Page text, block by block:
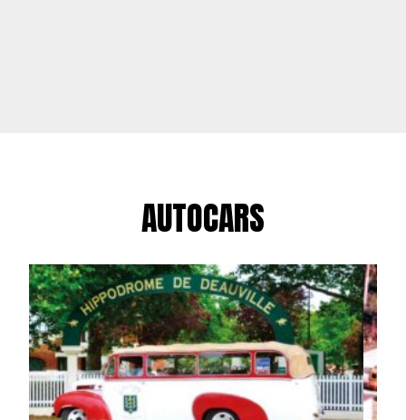
AUTOCARS